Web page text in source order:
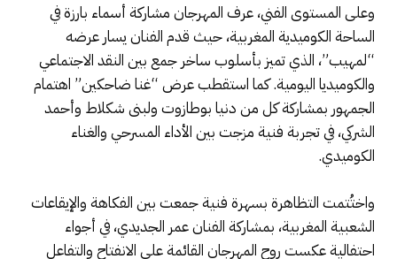
وعلى المستوى الفني، عرف المهرجان مشاركة أسماء بارزة في
الساحة الكوميدية المغربية، حيث قدم الفنان يسار عرضه
“لمهيب”، الذي تميز بأسلوب ساخر جمع بين النقد الاجتماعي
والكوميديا اليومية. كما استقطب عرض “غنا ضاحكين” اهتمام
الجمهور بمشاركة كل من دنيا بوطازوت ولبنى شكلاط وأحمد
الشركي، في تجربة فنية مزجت بين الأداء المسرحي والغناء
الكوميدي.
واختُتمت التظاهرة بسهرة فنية جمعت بين الفكاهة والإيقاعات
الشعبية المغربية، بمشاركة الفنان عمر الجديدي، في أجواء
احتفالية عكست روح المهرجان القائمة على الانفتاح والتفاعل